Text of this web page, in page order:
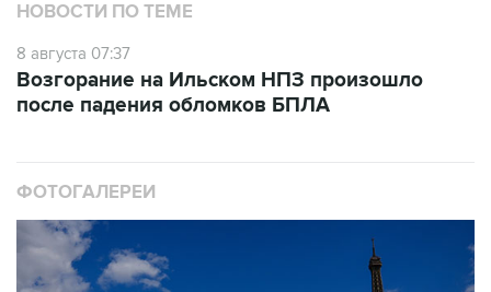
НОВОСТИ ПО ТЕМЕ
8 августа 07:37
Возгорание на Ильском НПЗ произошло
после падения обломков БПЛА
ФОТОГАЛЕРЕИ